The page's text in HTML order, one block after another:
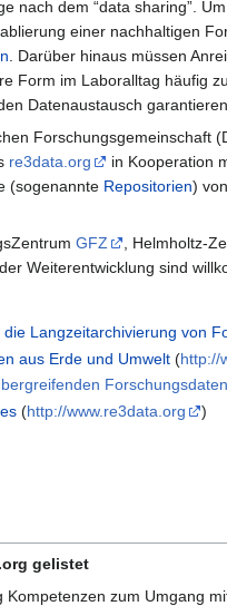
nach dem “data sharing”. Um
einer nachhaltigen
. Darüber hinaus müssen
Form im Laboralltag häufig
Datenaustausch
re3data.org in Kooperation
(sogenannte Repositorien) von
GFZ , Helmholtz-
Weiterentwicklung sind
Langzeitarchivierung von
aus Erde und Umwelt (http://
(http://www.re3data.org
)
gelistet
zum Umgang